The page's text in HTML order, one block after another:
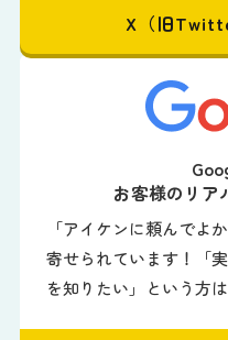
X（旧
お客様のリア
「アイケンに頼んでよ
寄せられています！「
を知りたい」という方